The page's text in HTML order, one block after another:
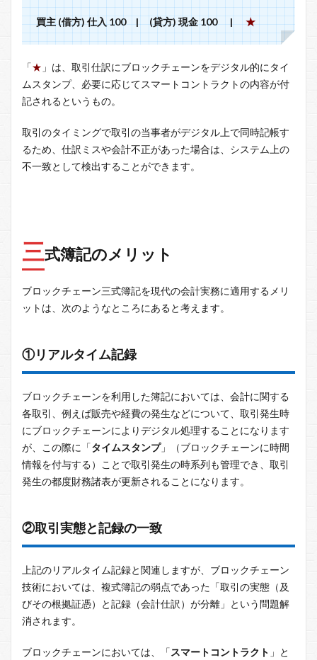
買主 (借方) 仕入 100 | (貸方) 現金 100 |★
「★ 」は、取引仕訳にブロックチェーンをデジタル的にタイ
ムスタンプ、必要に応じてスマートコントラクトの内容が付
記されるというもの。
取引のタイミングで取引の当事者がデジタル上で同時記帳す
るため、仕訳ミスや会計不正があった場合は、システム上の
不一致として検出することができます。
三式簿記のメリット
ブロックチェーン三式簿記を現代の会計実務に適用するメリ
ットは、次のようなところにあると考えます。
①リアルタイム記録
ブロックチェーンを利用した簿記においては、会計に関する
各取引、例えば販売や経費の発生などについて、取引発生時
にブロックチェーンによりデジタル処理することになります
が、この際に「タイムスタンプ」（ブロックチェーンに時間
情報を付与する）ことで取引発生の時系列も管理でき、取引
発生の都度財務諸表が更新されることになります。
②取引実態と記録の一致
上記のリアルタイム記録と関連しますが、ブロックチェーン
技術においては、複式簿記の弱点であった「取引の実態（及
びその根拠証憑）と記録（会計仕訳）が分離」という問題解
消されます。
ブロックチェーンにおいては、「スマートコントラクト 」と